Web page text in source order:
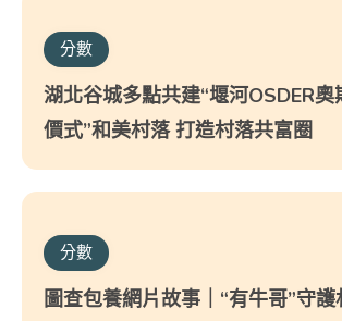
分數
湖北谷城多點共建“堰河OSDER
價式”和美村落 打造村落共富圈
分數
圖查包養網片故事｜“有牛哥”守